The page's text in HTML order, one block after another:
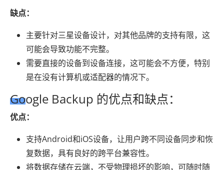
缺点：
主要针对三星设备设计，对其他品牌的支持有限，这
可能会导致功能不完整。
需要直接的设备到设备连接，这可能会不方便，特别
是在没有计算机或适配器的情况下。
Google Backup 的优点和缺点：
优点：
支持Android和iOS设备，让用户跨不同设备同步和恢
复数据，具有良好的跨平台兼容性。
将数据存储在云端，不受物理损坏的影响，可随时随